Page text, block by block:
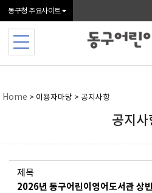
동구청 주요사이트
Home > 이용자마당 > 공지사항
공지사
제목
2026년 동구어린이영어도서관 상